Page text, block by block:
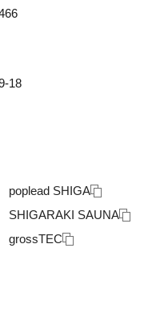
poplead SHIGA
SHIGARAKI SAUNA
grossTEC
18